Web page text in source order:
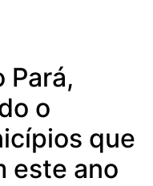
Pará,
o
que
este ano